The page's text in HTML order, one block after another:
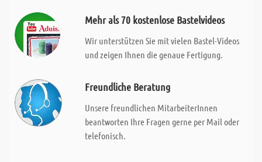
Mehr als 70 kostenlose Bastelvideos
Wir unterstützen Sie mit vielen Bastel-Videos
und zeigen Ihnen die genaue Fertigung.
Freundliche Beratung
Unsere freundlichen MitarbeiterInnen
beantworten Ihre Fragen gerne per Mail oder
telefonisch.